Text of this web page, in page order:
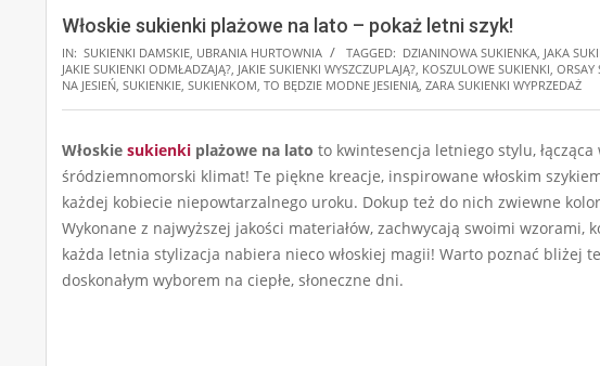
Włoskie sukienki plażowe na lato – pokaż letni szyk!
IN: SUKIENKI DAMSKIE UBRANIA HURTOWNIA TAGGED: DZIANINOWA SUKIENKA JAKA
JAKIE SUKIENKI ODMŁADZAJĄ? JAKIE SUKIENKI WYSZCZUPLAJĄ? KOSZULOWE SUKIENKI ORSAY
NA JESIEŃ SUKIENKIE SUKIENKOM TO BĘDZIE MODNE JESIENIĄ ZARA SUKIENKI WYPRZEDAŻ
Włoskie sukienki plażowe na lato to kwintesencja letniego stylu,
śródziemnomorski klimat! Te piękne kreacje, inspirowane włoskim
każdej kobiecie niepowtarzalnego uroku. Dokup też do nich zwiewne
Wykonane z najwyższej jakości materiałów, zachwycają swoimi
każda letnia stylizacja nabiera nieco włoskiej magii! Warto poznać bliżej
doskonałym wyborem na ciepłe, słoneczne dni.